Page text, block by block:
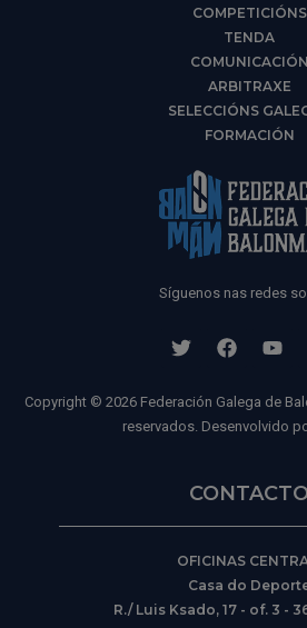
COMPETICIÓNS
TENDA
COMUNICACIÓN
ARBITRAXE
SELECCIÓNS
FORMACIÓN
Síguenos nas redes
Copyright © 2026 Federación Galega de
reservados. Desenvolvido
OFICINAS
Casa do
R./ Luis Ksado, 17 - of. 3 -